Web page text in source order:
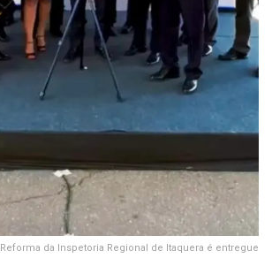
Reforma da Inspetoria Regional de Itaquera é entregue